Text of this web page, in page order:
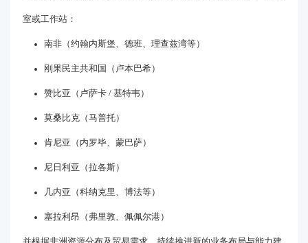
室或工作站：
南非（约翰内斯堡、德班、理查兹湾等）
刚果民主共和国（卢本巴希）
赞比亚（卢萨卡 / 基特韦）
莫桑比克（马普托）
肯尼亚（内罗毕、蒙巴萨）
尼日利亚（拉各斯）
几内亚（科纳克里、博法等）
塞拉利昂（弗里敦、佩佩尔港）